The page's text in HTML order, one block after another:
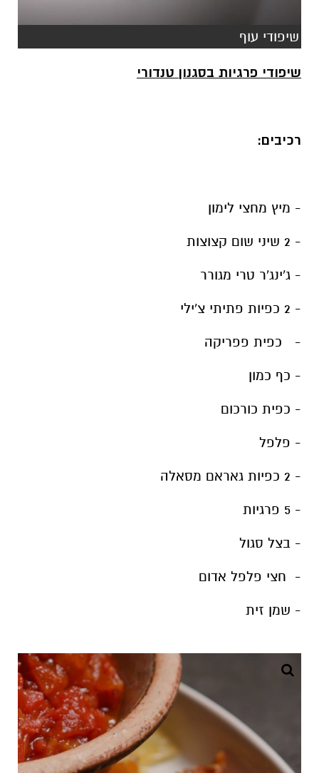
שיפודי עוף
שיפודי פרגיות בסגנון טנדורי
רכיבים:
- מיץ מחצי לימון
- 2 שיני שום קצוצות
- ג'ינג'ר טרי מגורר
- 2 כפיות פתיתי צ'ילי
- כפית פפריקה
- כף כמון
- כפית כורכום
- פלפל
- 2 כפיות גאראם מסאלה
- 5 פרגיות
- בצל סגול
- חצי פלפל אדום
- שמן זית